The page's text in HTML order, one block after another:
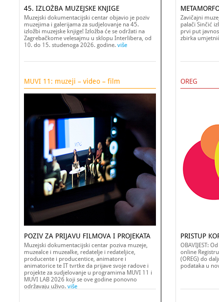
45. IZLOŽBA MUZEJSKE KNJIGE
Muzejski dokumentacijski centar objavio je poziv
muzejima i galerijama za sudjelovanje na 45.
izložbi muzejske knjige! Izložba će se održati na
Zagrebačkome velesajmu u sklopu Interlibera, od
10. do 15. studenoga 2026. godine. više
MUVI 11: muzeji – video – film
POZIV ZA PRIJAVU FILMOVA I PROJEKATA
Muzejski dokumentacijski centar poziva muzeje,
muzealce i muzealke, redatelje i redateljice,
producente i producentice, animatore i
animatorice te IT tvrtke da prijave svoje radove i
projekte za sudjelovanje u programima MUVI 11 i
MUVI LAB 2026 koji se ove godine ponovno
održavaju uživo. više
Zavičajni
palači Sinčić
prvi put
zbirka
OREG
PRISTUP
OBAVIJEST:
online
(OREG) do
podataka u